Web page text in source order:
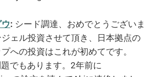
: シード調達、おめでとうございま
ェル投資させて頂き、日本拠点の
への投資はこれが初めてです。
でもあります。2年前に